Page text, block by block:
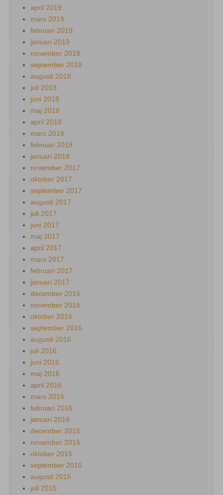
april 2019
mars 2019
februari 2019
januari 2019
november 2018
september 2018
augusti 2018
juli 2018
juni 2018
maj 2018
april 2018
mars 2018
februari 2018
januari 2018
november 2017
oktober 2017
september 2017
augusti 2017
juli 2017
juni 2017
maj 2017
april 2017
mars 2017
februari 2017
januari 2017
december 2016
november 2016
oktober 2016
september 2016
augusti 2016
juli 2016
juni 2016
maj 2016
april 2016
mars 2016
februari 2016
januari 2016
december 2015
november 2015
oktober 2015
september 2015
augusti 2015
juli 2015